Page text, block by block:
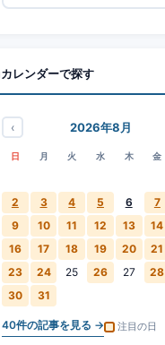
カレンダーで探す
‹ 2026年8月
日 月 火 水 木 金
2
3 4 5 6 7
9
10 11 12 13 14
16
17 18 19 20 21
23
24 25 26 27 28
30
31
40件の記事を見る → 注目の日